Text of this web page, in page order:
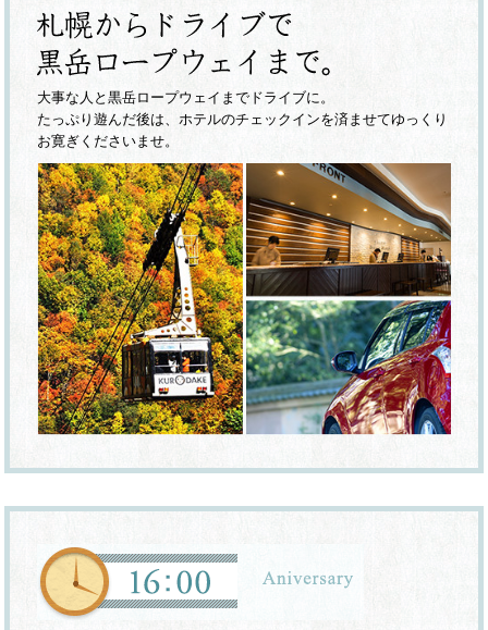
大事な人と黒岳ロープウェイまでドライブに。
たっぷり遊んだ後は、ホテルのチェックインを済ませてゆっくり
お寛ぎくださいませ。